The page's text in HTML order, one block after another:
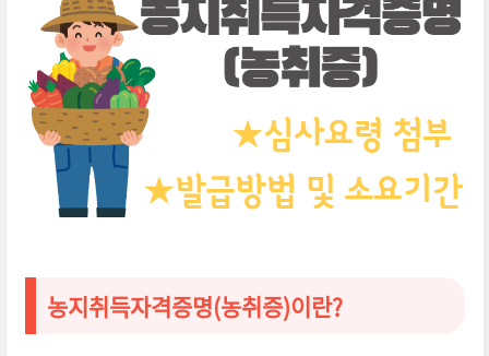
농지취득자격증명(농취증)이란?